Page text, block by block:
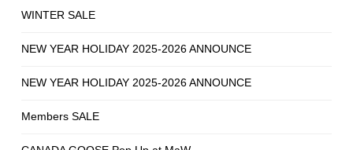
WINTER SALE
NEW YEAR HOLIDAY 2025-2026 ANNOUNCE
NEW YEAR HOLIDAY 2025-2026 ANNOUNCE
Members SALE